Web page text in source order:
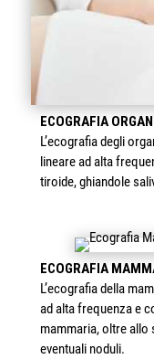
ECOGRAFIA
L’ecografia degli
lineare ad alta
tiroide, ghiandole
ECOGRAFIA
L’ecografia della
ad alta frequenza e
mammaria, oltre
eventuali noduli.